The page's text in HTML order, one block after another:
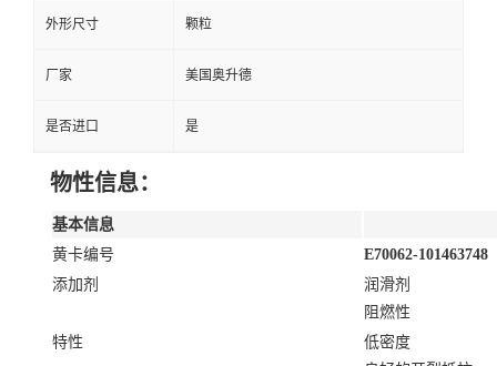
外形尺寸 颗粒
厂家 美国奥升德
是否进口 是
物性信息：
基本信息
黄卡编号
E70062-101463748
添加剂
润滑剂
阻燃性
特性
低密度